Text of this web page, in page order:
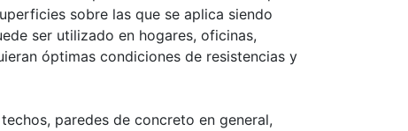
sobre las que se aplica siendo
ser utilizado en hogares, oficinas,
óptimas condiciones de resistencias y
paredes de concreto en general,